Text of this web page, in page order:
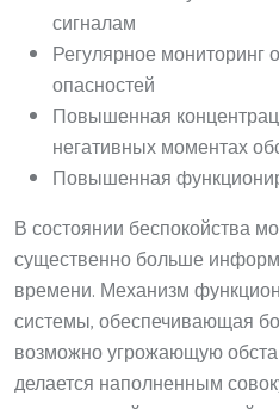
сигналам
Регулярное мониторинг
опасностей
Повышенная
негативных моментах
Повышенная
В состоянии беспокойства
существенно больше
времени. Механизм
системы, обеспечивающая
возможно угрожающую
делается наполненным